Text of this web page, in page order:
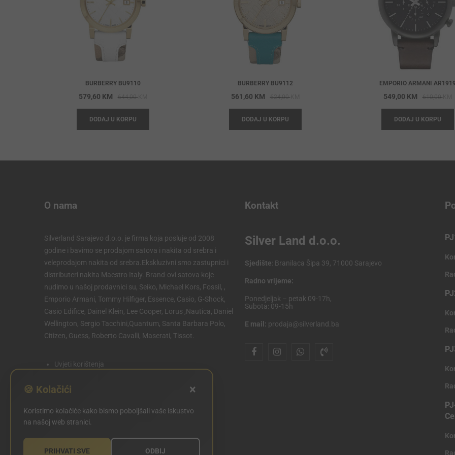
BURBERRY BU9110
644,00KM
price
644,00 KM.
579,60 KM
price
579,60 KM.
DODAJ U KORPU
BURBERRY BU9112
624,00KM
price
624,00 KM.
561,60 KM
price
561,60 KM.
DODAJ U KORPU
EMPORIO ARMANI AR1919
610,00KM
549,00 KM
DODAJ U KORPU
O nama
Silverland Sarajevo d.o.o. je firma koja posluje od 2008
godine i bavimo se prodajom satova i nakita od srebra i
veleprodajom nakita od srebra.Ekskluzivni smo zastupnici i
distributeri nakita Maestro Italy. Brand-ovi satova koje
nudimo u našoj prodavnici su, Seiko, Michael Kors, Fossil, ,
Emporio Armani, Tommy Hilfiger, Essence, Casio, G-Shock,
Casio Edifice, Dainel Klein, Lee Cooper, Lorus ,Nautica, Daniel
Wellington, Sergio Tacchini,Quantum, Santa Barbara Polo,
Citizen, Guess, Roberto Cavalli, Maserati, Tissot.
Uvjeti korištenja
Politika kolačića
POSTAVKE KOLAČIĆA
Kontakt
Silver Land d.o.o.
Sjedište: Branilaca Šipa 39, 71000 Sarajevo
Radno vrijeme:
Ponedjeljak – petak 09-17h,
Subota: 09-15h
E mail: prodaja@silverland.ba
🍪 Kolačići ×
Koristimo kolačiće kako bismo poboljšali vaše iskustvo
na našoj web stranici.
PRIHVATI SVE ODBIJ